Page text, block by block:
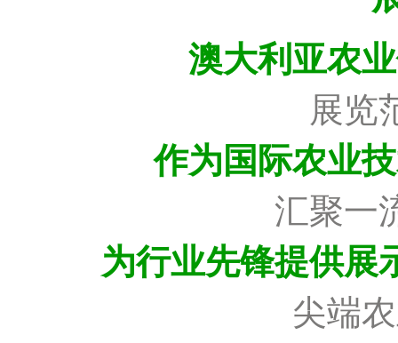
澳大利亚农
展览
作为国际农业
汇聚一
为行业先锋提供展
尖端